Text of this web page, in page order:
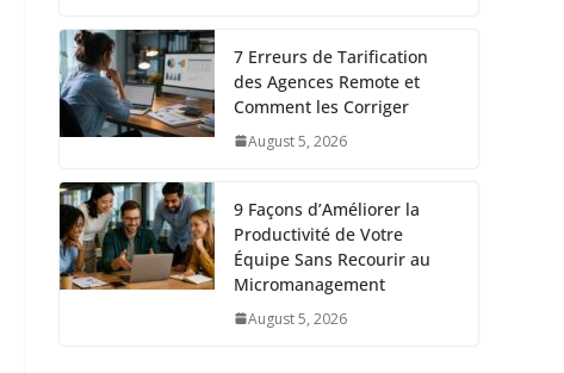
7 Erreurs de Tarification
des Agences Remote et
Comment les Corriger
August 5, 2026
9 Façons d’Améliorer la
Productivité de Votre
Équipe Sans Recourir au
Micromanagement
August 5, 2026